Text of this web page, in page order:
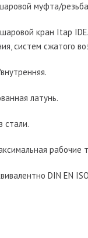
муфта/
кран Itap
систем сжатого
латунь.
стали.
рабочие
DIN EN